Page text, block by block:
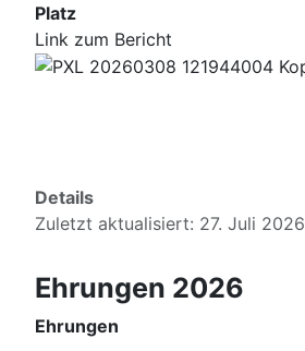
Platz
Link zum Bericht
Details
Zuletzt aktualisiert: 27. Juli 2026
Ehrungen 2026
Ehrungen